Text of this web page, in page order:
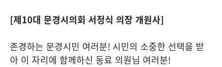
[제10대 문경시의회 서정식 의장 개원사]
존경하는 문경시민 여러분! 시민의 소중한 선택을 받
아 이 자리에 함께하신 동료 의원님 여러분!